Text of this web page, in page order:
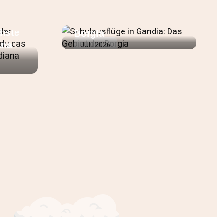
JULI 2026
Borgia